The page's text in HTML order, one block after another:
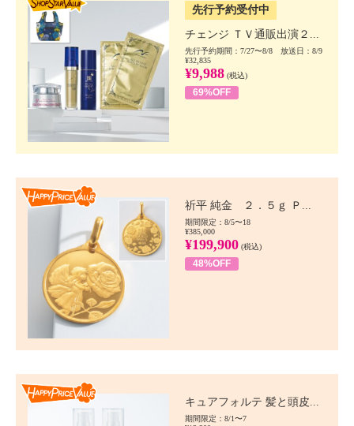
先行予約受付中
チェンジ ＴＶ通販出演２...
先行予約期間：7/27〜8/8 放送日：8/9
¥32,835
¥9,988 (税込)
69%OFF
祈平 純金 ２．５ｇ Ｐ...
期間限定：8/5〜18
¥385,000
¥199,900 (税込)
48%OFF
キュアフォルテ 髪と頭皮...
期間限定：8/1〜7